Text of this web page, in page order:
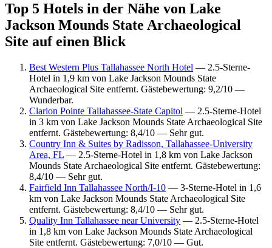
Top 5 Hotels in der Nähe von Lake
Jackson Mounds State Archaeological
Site auf einen Blick
Best Western Plus Tallahassee North Hotel — 2.5-Sterne-
Hotel in 1,9 km von Lake Jackson Mounds State
Archaeological Site entfernt. Gästebewertung: 9,2/10 —
Wunderbar.
Clarion Pointe Tallahassee-State Capitol — 2.5-Sterne-Hotel
in 3 km von Lake Jackson Mounds State Archaeological Site
entfernt. Gästebewertung: 8,4/10 — Sehr gut.
Country Inn & Suites by Radisson, Tallahassee-University
Area, FL — 2.5-Sterne-Hotel in 1,8 km von Lake Jackson
Mounds State Archaeological Site entfernt. Gästebewertung:
8,4/10 — Sehr gut.
Fairfield Inn Tallahassee North/I-10 — 3-Sterne-Hotel in 1,6
km von Lake Jackson Mounds State Archaeological Site
entfernt. Gästebewertung: 8,4/10 — Sehr gut.
Quality Inn Tallahassee near University — 2.5-Sterne-Hotel
in 1,8 km von Lake Jackson Mounds State Archaeological
Site entfernt. Gästebewertung: 7,0/10 — Gut.